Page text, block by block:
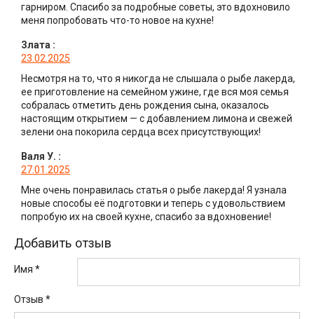
гарниром. Спасибо за подробные советы, это вдохновило
меня попробовать что-то новое на кухне!
Злата :
23.02.2025
Несмотря на то, что я никогда не слышала о рыбе лакерда,
ее приготовление на семейном ужине, где вся моя семья
собралась отметить день рождения сына, оказалось
настоящим открытием — с добавлением лимона и свежей
зелени она покорила сердца всех присутствующих!
Валя У. :
27.01.2025
Мне очень понравилась статья о рыбе лакерда! Я узнала
новые способы её подготовки и теперь с удовольствием
попробую их на своей кухне, спасибо за вдохновение!
Добавить отзыв
Имя *
Отзыв *